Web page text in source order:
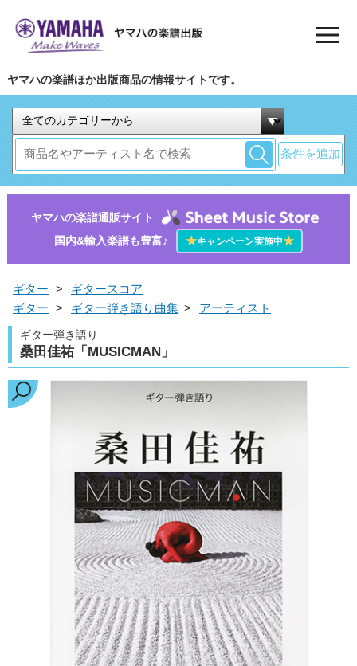
ヤマハの楽譜ほか出版商品の情報サイトです。
条件を追加
ヤマハの楽譜通販サイト
国内&輸入楽譜も豊富♪
★キャンペーン実施中★
ギター >
ギタースコア
ギター > ギター弾き語り曲集 > アーティスト
ギター弾き語り
桑田佳祐「MUSICMAN」